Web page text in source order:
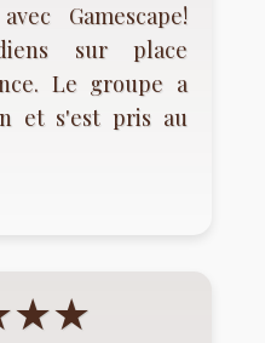
Gamescape!
sur place
Le groupe a
et s'est pris au